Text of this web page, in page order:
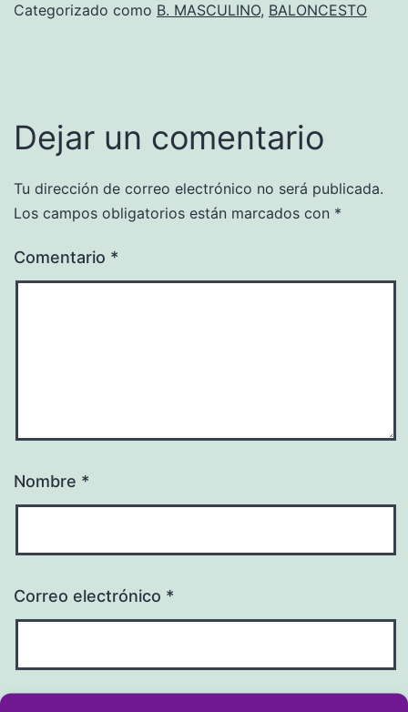
Categorizado como B. MASCULINO, BALONCESTO
Dejar un comentario
Tu dirección de correo electrónico no será publicada.
Los campos obligatorios están marcados con *
Comentario *
Nombre *
Correo electrónico *